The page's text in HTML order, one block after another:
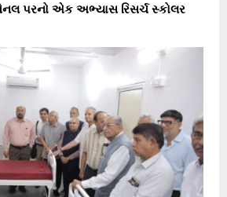
પરનો એક અભ્યાસ રિસર્ચ સ્કોલર